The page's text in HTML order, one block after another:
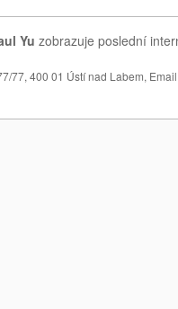
Yu zobrazuje poslední
77, 400 01 Ústí nad Labem,